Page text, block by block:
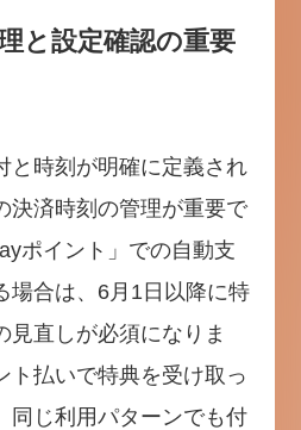
と設定確認の重要
と時刻が明確に定義され
決済時刻の管理が重要で
ポイント」での自動支
場合は、6月1日以降に特
見直しが必須になりま
ト払いで特典を受け取っ
同じ利用パターンでも付